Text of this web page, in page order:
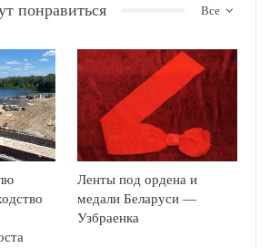
Все
понравиться
Ленты под ордена и
медали Беларуси —
Узбраенка